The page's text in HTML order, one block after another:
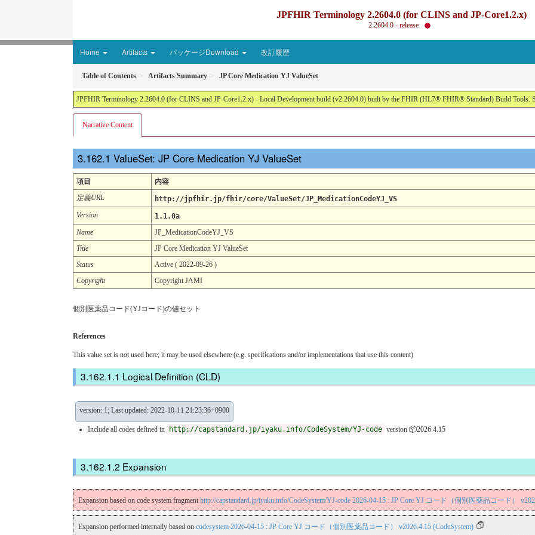
JPFHIR Terminology 2.2604.0 (for CLINS and JP-Core1.2.x)
2.2604.0 - release
Home Artifacts パッケージDownload 改訂履歴
Table of Contents Artifacts Summary JP Core Medication YJ ValueSet
JPFHIR Terminology 2.2604.0 (for CLINS and JP-Core1.2.x) - Local Development build (v2.2604.0) built by the FHIR (HL7® FHIR® Standard) Build Tools.
Narrative Content
ValueSet: JP Core Medication YJ ValueSet
項目
内容
定義URL
http://jpfhir.jp/fhir/core/ValueSet/JP_MedicationCodeYJ_VS
Version
1.1.0a
Name
JP_MedicationCodeYJ_VS
Title
JP Core Medication YJ ValueSet
Status
Active ( 2022-09-26 )
Copyright
Copyright JAMI
個別医薬品コード(YJコード)の値セット
References
This value set is not used here; it may be used elsewhere (e.g. specifications and/or implementations that use this content)
Logical Definition (CLD)
version: 1; Last updated: 2022-10-11 21:23:36+0900
Include all codes defined in http://capstandard.jp/iyaku.info/CodeSystem/YJ-code version 📦2026.4.15
Expansion
Expansion based on code system fragment http://capstandard.jp/iyaku.info/CodeSystem/YJ-code 2026-04-15 : JP Core YJ コード（個別医薬品コード）
Expansion performed internally based on codesystem 2026-04-15 : JP Core YJ コード（個別医薬品コード） v2026.4.15 (CodeSystem)